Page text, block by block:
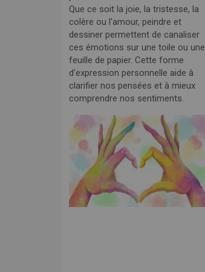
Que ce soit la joie, la tristesse, la
colère ou l'amour, peindre et
dessiner permettent de canaliser
ces émotions sur une toile ou une
feuille de papier. Cette forme
d'expression personnelle aide à
clarifier nos pensées et à mieux
comprendre nos sentiments.